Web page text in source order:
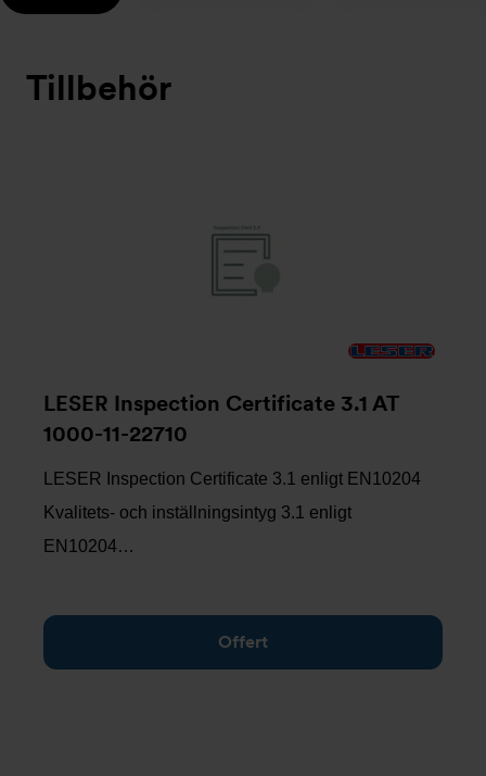
Tillbehör
LESER Inspection Certificate 3.1 AT
1000-11-22710
LESER Inspection Certificate 3.1 enligt EN10204
Kvalitets- och inställningsintyg 3.1 enligt
EN10204…
Offert